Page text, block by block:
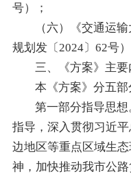
号）；
（六）《交通运
规划发〔2024〕62号）
三、《方案》主要
本《方案》分五部
第一部分指导思
指导，深入贯彻习近
边地区等重点区域生
神，加快推动我市公路